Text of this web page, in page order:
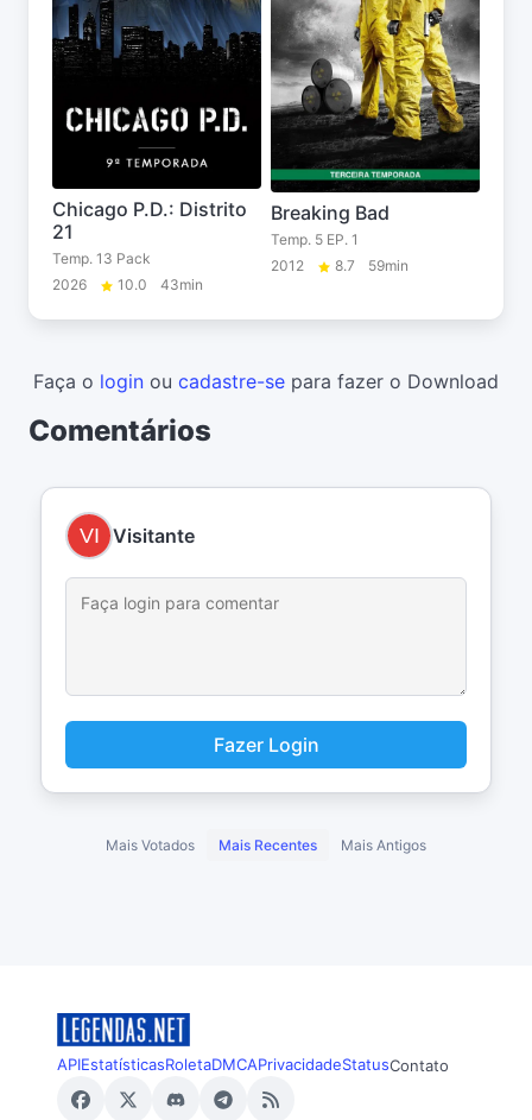
Chicago P.D.: Distrito
21
Temp. 13 Pack
2026
10.0 43min
Breaking Bad
Temp. 5 EP. 1
2012
8.7 59min
Faça o login ou cadastre-se para fazer o Download
Comentários
Visitante
Fazer Login
Mais Votados Mais Recentes Mais Antigos
APIEstatísticasRoletaDMCAPrivacidadeStatusContato